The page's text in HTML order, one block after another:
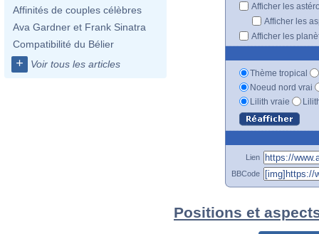
Affinités de couples célèbres
Ava Gardner et Frank Sinatra
Compatibilité du Bélier
+ Voir tous les articles
Afficher les
Afficher les
Afficher les
Thème tropical
Noeud nord vrai
Lilith vraie
Lien
BBCode
Positions et